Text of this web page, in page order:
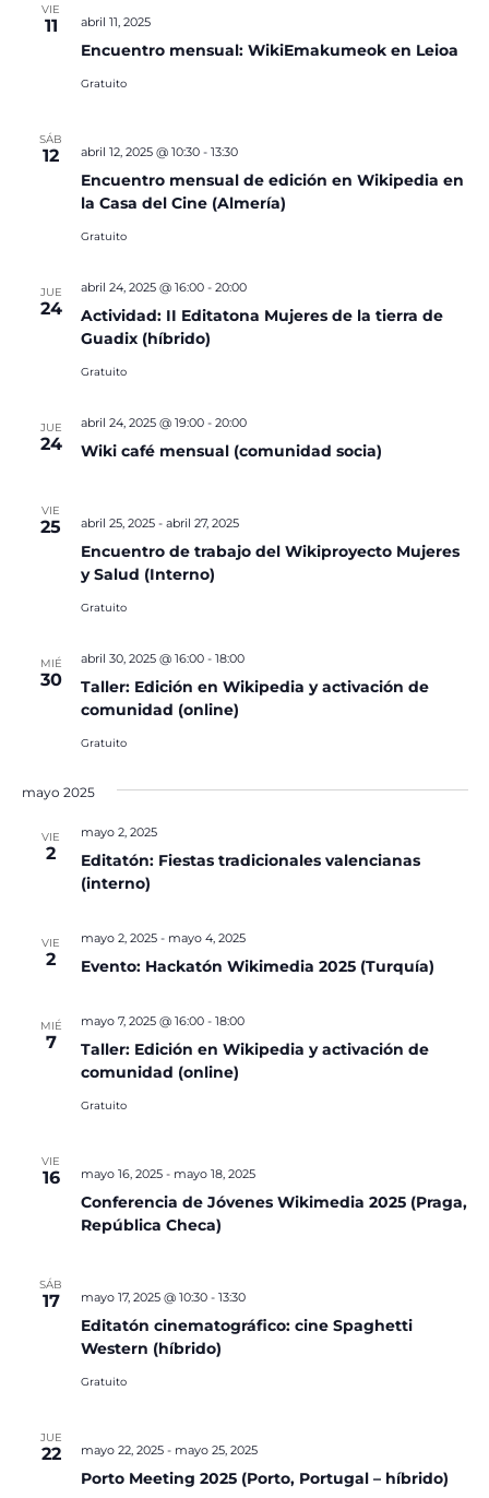
VIE
11
Encuentro mensual: WikiEmakumeok en Leioa
abril 11, 2025
Gratuito
SÁB
12
Encuentro mensual de edición en Wikipedia en
la Casa del Cine (Almería)
abril 12, 2025 @ 10:30- 13:30
Gratuito
JUE
24
Actividad: II Editatona Mujeres de la tierra de
Guadix (híbrido)
abril 24, 2025 @ 16:00- 20:00
Gratuito
JUE
24 Wiki café mensual (comunidad socia)
abril 24, 2025 @ 19:00- 20:00
VIE
25
Encuentro de trabajo del Wikiproyecto Mujeres
y Salud (Interno)
abril 25, 2025- abril 27, 2025
Gratuito
MIÉ
30
Taller: Edición en Wikipedia y activación de
comunidad (online)
abril 30, 2025 @ 16:00- 18:00
Gratuito
mayo 2025
VIE
2
Editatón: Fiestas tradicionales valencianas
(interno)
mayo 2, 2025
VIE
2 Evento: Hackatón Wikimedia 2025 (Turquía)
mayo 2, 2025- mayo 4, 2025
MIÉ
7
Taller: Edición en Wikipedia y activación de
comunidad (online)
mayo 7, 2025 @ 16:00- 18:00
Gratuito
VIE
16
Conferencia de Jóvenes Wikimedia 2025 (Praga,
República Checa)
mayo 16, 2025- mayo 18, 2025
SÁB
17
Editatón cinematográfico: cine Spaghetti
Western (híbrido)
mayo 17, 2025 @ 10:30- 13:30
Gratuito
JUE
22
Porto Meeting 2025 (Porto, Portugal – híbrido)
mayo 22, 2025- mayo 25, 2025